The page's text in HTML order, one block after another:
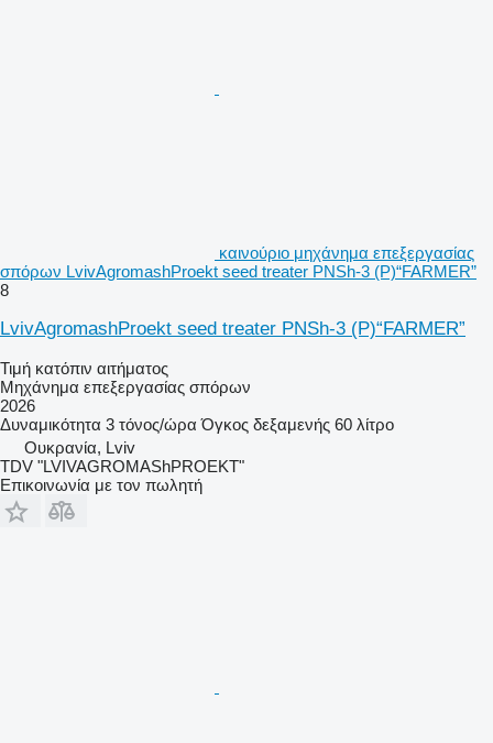
καινούριο μηχάνημα επεξεργασίας
σπόρων LvivAgromashProekt seed treater PNSh-3 (P)“FARMER”
8
LvivAgromashProekt seed treater PNSh-3 (P)“FARMER”
Τιμή κατόπιν αιτήματος
Μηχάνημα επεξεργασίας σπόρων
2026
Δυναμικότητα 3 τόνος/ώρα Όγκος δεξαμενής 60 λίτρο
Ουκρανία, Lviv
TDV "LVIVAGROMAShPROEKT"
Επικοινωνία με τον πωλητή